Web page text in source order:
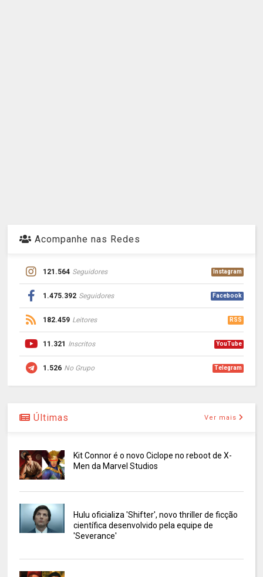
Acompanhe nas Redes
121.564 Seguidores Instagram
1.475.392 Seguidores Facebook
182.459 Leitores RSS
11.321 Inscritos YouTube
1.526 No Grupo Telegram
Últimas Ver mais
Kit Connor é o novo Ciclope no reboot de X-
Men da Marvel Studios
Hulu oficializa 'Shifter', novo thriller de ficção
científica desenvolvido pela equipe de
'Severance'